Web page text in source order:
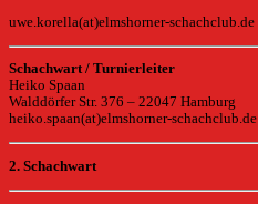
uwe.korella(at)elmshorner-schachclub.de
Schachwart / Turnierleiter
Heiko Spaan
Walddörfer Str. 376 – 22047 Hamburg
heiko.spaan(at)elmshorner-schachclub.de
2. Schachwart